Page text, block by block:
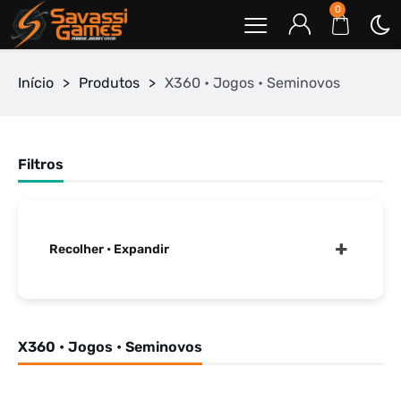
0
Início > Produtos > X360 • Jogos • Seminovos
X360 • Jogos • Seminovos
Filtros
Recolher • Expandir